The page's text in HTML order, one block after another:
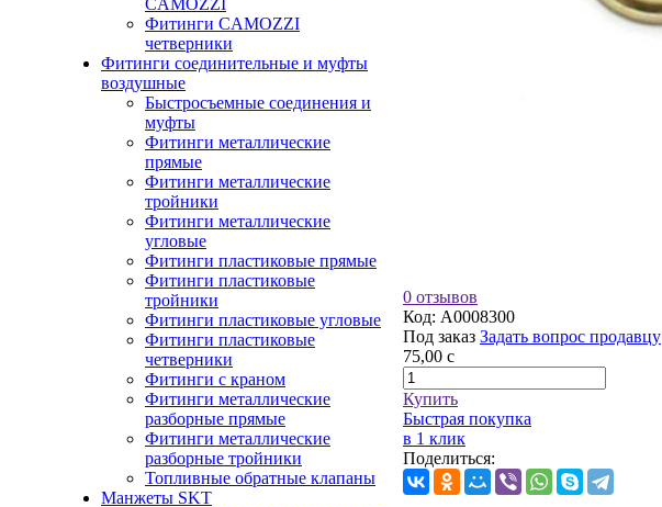
CAMOZZI
Фитинги CAMOZZI
четверники
Фитинги соединительные и муфты
воздушные
Быстросъемные соединения и
муфты
Фитинги металлические
прямые
Фитинги металлические
тройники
Фитинги металлические
угловые
Фитинги пластиковые прямые
Фитинги пластиковые
тройники
Фитинги пластиковые угловые
Фитинги пластиковые
четверники
Фитинги с краном
Фитинги металлические
разборные прямые
Фитинги металлические
разборные тройники
Топливные обратные клапаны
Манжеты SKT
0 отзывов
Код: A0008300
Под заказ Задать вопрос продавцу
75,00 c
Купить
Быстрая покупка
в 1 клик
Поделиться: